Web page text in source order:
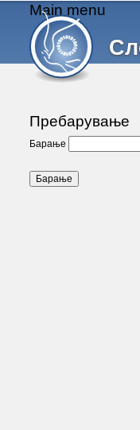
Main menu
Пребарување
Барање